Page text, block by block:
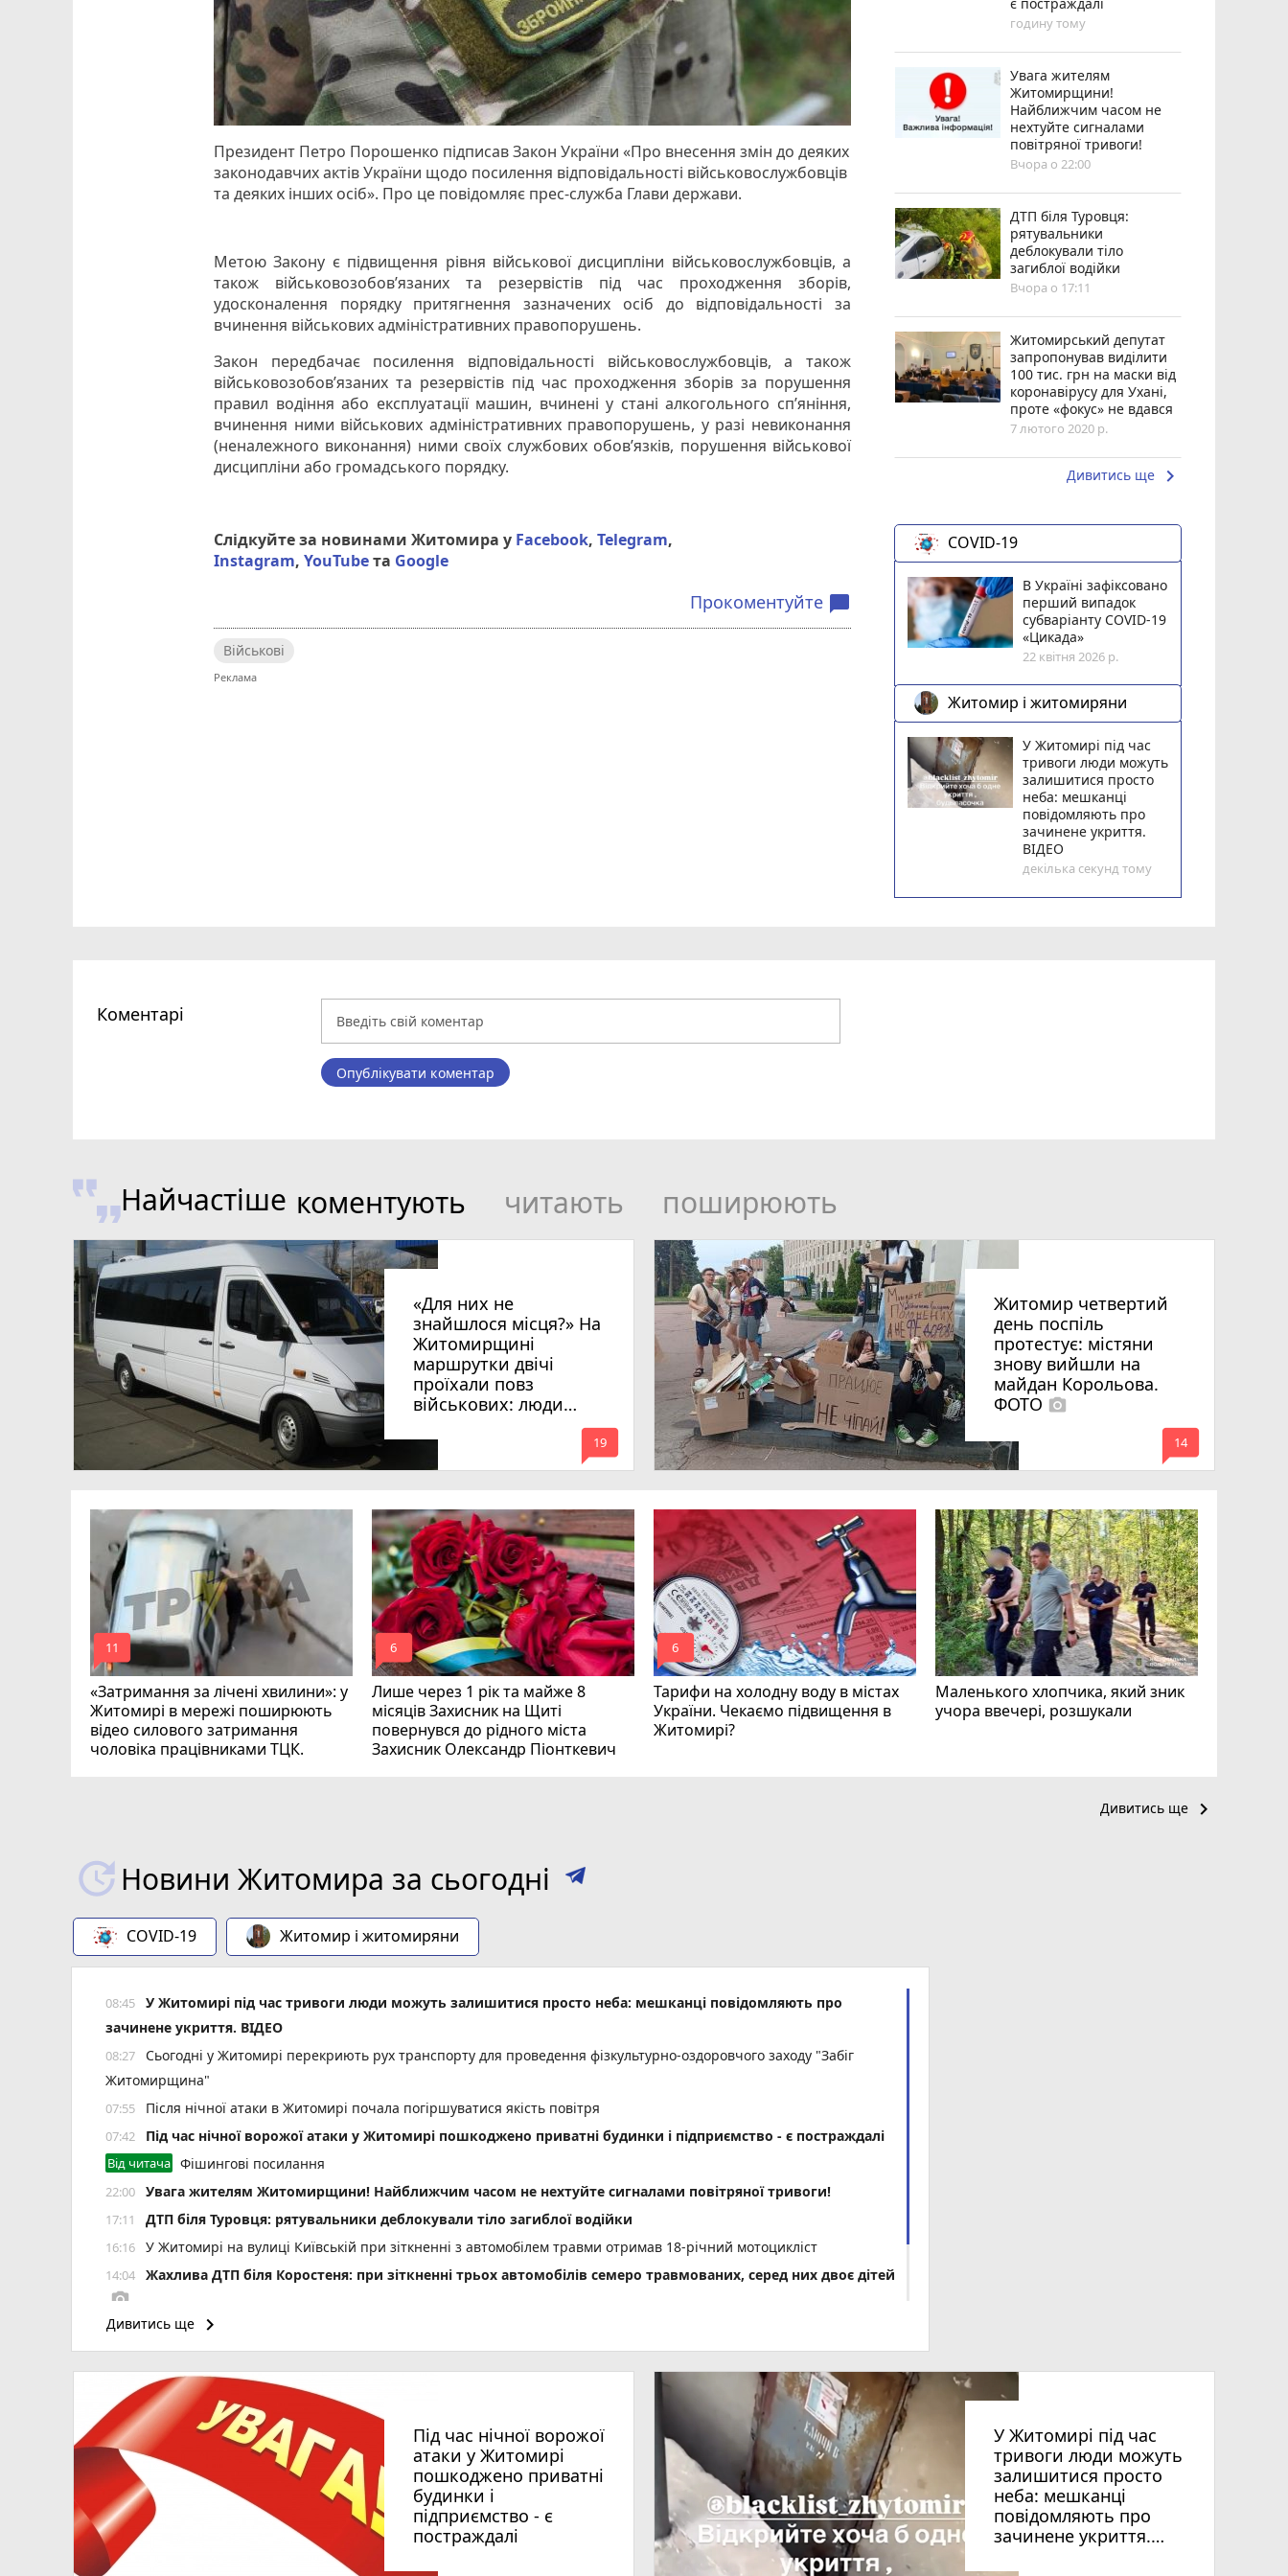
Президент Петро Порошенко підписав Закон України «Про внесення змін до деяких
законодавчих актів України щодо посилення відповідальності військовослужбовців
та деяких інших осіб». Про це повідомляє прес-служба Глави держави.
Метою Закону є підвищення рівня військової дисципліни військовослужбовців, а
також військовозобов’язаних та резервістів під час проходження зборів,
удосконалення порядку притягнення зазначених осіб до відповідальності за
вчинення військових адміністративних правопорушень.
Закон передбачає посилення відповідальності військовослужбовців, а також
військовозобов’язаних та резервістів під час проходження зборів за порушення
правил водіння або експлуатації машин, вчинені у стані алкогольного сп’яніння,
вчинення ними військових адміністративних правопорушень, у разі невиконання
(неналежного виконання) ними своїх службових обов’язків, порушення військової
дисципліни або громадського порядку.
Слідкуйте за новинами Житомира у Facebook,Telegram,
Instagram,YouTubeта Google
Прокоментуйте chat_bubble
Військові
годину тому
Увага жителям
Житомирщини!
Найближчим часом не
нехтуйте сигналами
повітряної тривоги!
Вчора о 22:00
ДТП біля Туровця:
рятувальники
деблокували тіло
загиблої водійки
Вчора о 17:11
Житомирський депутат
запропонував виділити
100 тис. грн на маски від
коронавірусу для Ухані,
проте «фокус» не вдався
7 лютого 2020 р.
Дивитись ще keyboard_arrow_right
COVID-19
В Україні зафіксовано
перший випадок
субваріанту COVID-19
«Цикада»
22 квітня 2026 р.
Житомир і житомиряни
У Житомирі під час
тривоги люди можуть
залишитися просто
неба: мешканці
повідомляють про
зачинене укриття.
ВІДЕО
декілька секунд тому
Коментарі
Опублікувати коментар
Найчастіше коментують читають поширюють
«Для них не
знайшлося місця?» На
Житомирщині
маршрутки двічі
проїхали повз
військових: люди
вимагають покарати
винних
mode_comment
19
Житомир четвертий
день поспіль
протестує: містяни
знову вийшли на
майдан Корольова.
ФОТО photo_camera
mode_comment
14
«Затримання за лічені хвилини»: у
Житомирі в мережі поширюють
відео силового затримання
чоловіка працівниками ТЦК.
mode_comment
11
Лише через 1 рік та майже 8
місяців Захисник на Щиті
повернувся до рідного міста
Захисник Олександр Піонткевич
mode_comment
6
Тарифи на холодну воду в містах
України. Чекаємо підвищення в
Житомирі?
mode_comment
6
Маленького хлопчика, який зник
учора ввечері, розшукали
Дивитись ще keyboard_arrow_right
Новини Житомира за сьогодні
COVID-19 Житомир і житомиряни
08:45
У Житомирі під час тривоги люди можуть залишитися просто неба: мешканці повідомляють про
зачинене укриття. ВІДЕО
08:27
Сьогодні у Житомирі перекриють рух транспорту для проведення фізкультурно-оздоровчого заходу "Забіг
Житомирщина"
07:55 Після нічної атаки в Житомирі почала погіршуватися якість повітря
07:42 Під час нічної ворожої атаки у Житомирі пошкоджено приватні будинки і підприємство - є постраждалі
Від читача Фішингові посилання
22:00 Увага жителям Житомирщини! Найближчим часом не нехтуйте сигналами повітряної тривоги!
17:11 ДТП біля Туровця: рятувальники деблокували тіло загиблої водійки
16:16 У Житомирі на вулиці Київській при зіткненні з автомобілем травми отримав 18-річний мотоцикліст
14:04 Жахлива ДТП біля Коростеня: при зіткненні трьох автомобілів семеро травмованих, серед них двоє дітей
photo_camera
13:15 Пенсія може зрости більш ніж на 50%: як збільшити виплати
12:35 Штраф за неволодіння державною мовою: деталі нового законопроєкту
Дивитись ще keyboard_arrow_right
Під час нічної ворожої
атаки у Житомирі
пошкоджено приватні
будинки і
підприємство - є
постраждалі
У Житомирі під час
тривоги люди можуть
залишитися просто
неба: мешканці
повідомляють про
зачинене укриття.